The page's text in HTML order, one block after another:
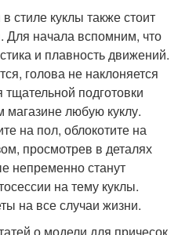
стиле куклы также стоит
Для начала вспомним, что
и плавность движений.
голова не наклоняется
подготовки
магазине любую куклу.
на пол, облокотите на
просмотрев в деталях
непременно станут
на тему куклы.
на все случаи жизни.